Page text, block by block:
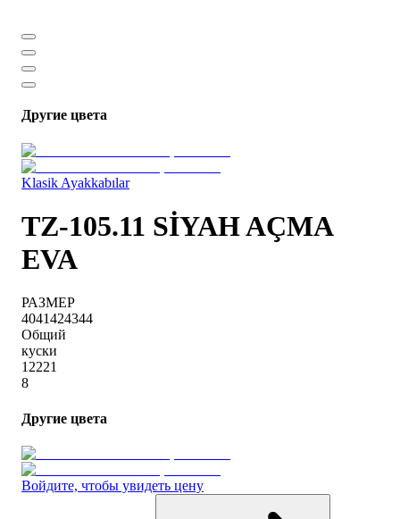
Другие цвета
Klasik Ayakkabılar
TZ-105.11 SİYAH AÇMA
EVA
РАЗМЕР
4041424344
Общий
куски
12221
8
Другие цвета
Войдите, чтобы увидеть цену